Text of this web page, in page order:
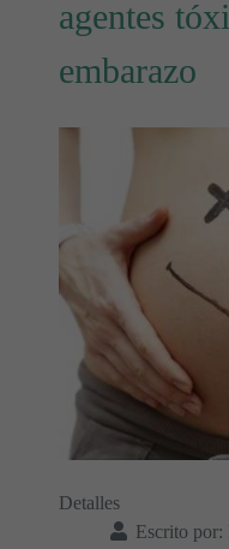
agentes
embarazo
Detalles
Escrito por: